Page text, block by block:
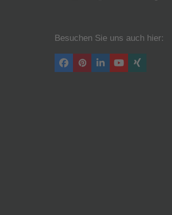
Besuchen Sie uns auch hier:
Facebook
PinterestLinkedInYouTube
Xing